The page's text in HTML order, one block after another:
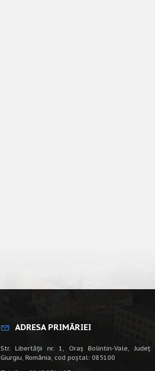
ADRESA PRIMĂRIEI
Str. Libertății nr. 1, Oraș Bolintin-Vale, Județ
Giurgiu, România, cod poștal: 085100